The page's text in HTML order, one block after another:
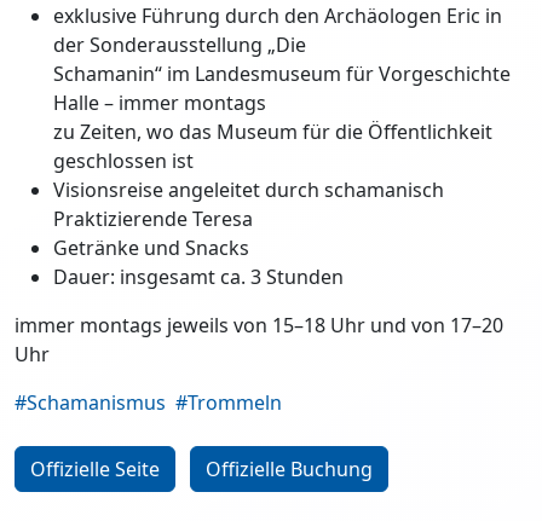
exklusive Führung durch den Archäologen Eric in
der Sonderausstellung „Die
Schamanin“ im Landesmuseum für Vorgeschichte
Halle – immer montags
zu Zeiten, wo das Museum für die Öffentlichkeit
geschlossen ist
Visionsreise angeleitet durch schamanisch
Praktizierende Teresa
Getränke und Snacks
Dauer: insgesamt ca. 3 Stunden
immer montags jeweils von 15–18 Uhr und von 17–20
Uhr
#Schamanismus #Trommeln
Offizielle Seite Offizielle Buchung